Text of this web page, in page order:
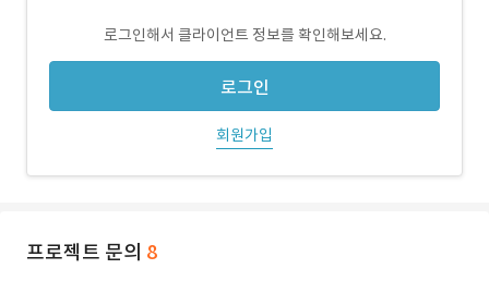
로그인해서 클라이언트 정보를 확인해보세요.
로그인
회원가입
프로젝트 문의 8